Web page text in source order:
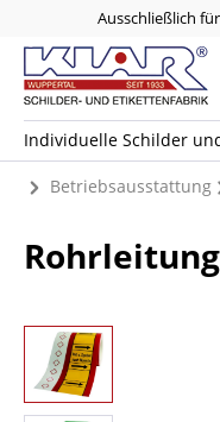
Ausschließlich
Individuelle Schilder
Betriebsausstattung